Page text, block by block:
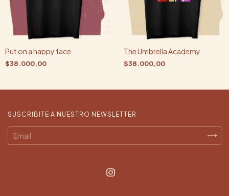
Put on a happy face
$38.000,00
The Umbrella Academy
$38.000,00
SUSCRIBITE A NUESTRO NEWSLETTER